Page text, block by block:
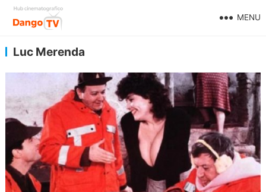
MENU
Luc Merenda